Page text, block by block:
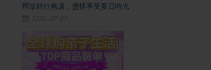
釋放旅行焦慮，盡情享受夏日時光